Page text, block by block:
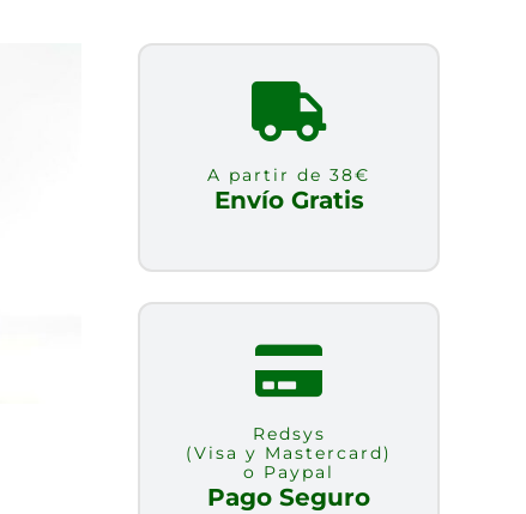
A partir de 38€
Envío Gratis
Redsys
(Visa y Mastercard)
o Paypal
Pago Seguro